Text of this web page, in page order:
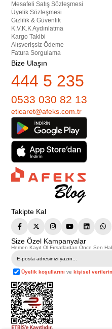
Mesafeli Satış Sözleşmesi
Üyelik Sözleşmesi
Gizlilik & Güvenlik
K.V.K.K Aydınlatma
Kargo Takibi
Alışverişsiz Ödeme
Fatura Sorgulama
Bize Ulaşın
444 5 235
0533 030 82 13
eticaret@afeks.com.tr
Takipte Kal
Size Özel Kampanyalar
Hemen Kayıt Ol Fırsatlardan Önce Sen
Üyelik koşullarını vekişisel